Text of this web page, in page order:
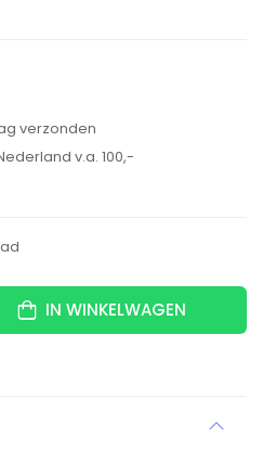
verzonden
v.a. 100,-
IN WINKELWAGEN